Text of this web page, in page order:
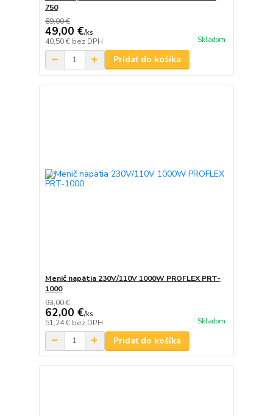
750
69,00 €
49,00 €/ks
40,50 € bez DPH Skladom
Pridať do košíka
Menič napätia 230V/110V 1000W PROFLEX PRT-
1000
93,00 €
62,00 €/ks
51,24 € bez DPH Skladom
Pridať do košíka